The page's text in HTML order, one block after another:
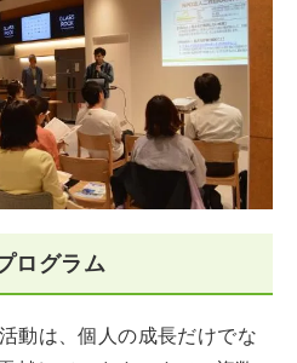
ログラム
動は、個人の成長だけでな